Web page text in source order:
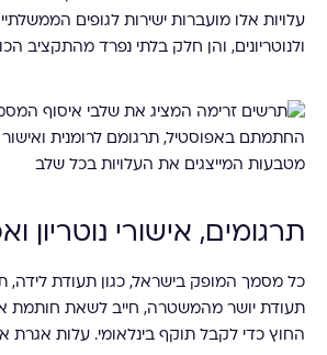
עלויות אלו מועברות ישירות לגופים
ולנוטריונים, והן חלק בלתי נפרד מהתקציב
תרגומים, אישורי נוטריון
כל מסמך המופק בישראל, כגון תעודת לידה,
תעודת יושר מהמשטרה, חייב לשאת חותמת
החוץ כדי לקבל תוקף בינלאומי. עלות אגרת